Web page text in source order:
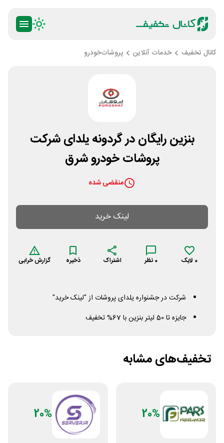
کانال تخفیف خدمات آنلاین پروشات‌خودرو
بنزین رایگان در گردونه یلدای شرکت
پروشات خودرو شرق
منقضی شده
لینک خرید
0 لایک 0 نظر اشتراک ذخیره گزارش خرابی
شرکت در جشنواره یلدای پروشات از "لینک خرید"
جایزه تا 50 لیتر بنزین با 67% تخفیف
تخفیف‌های مشابه
20%
20%